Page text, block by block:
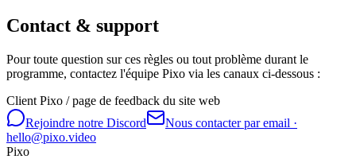
Contact & support
Pour toute question sur ces règles ou tout problème durant le
programme, contactez l'équipe Pixo via les canaux ci-dessous :
Client Pixo / page de feedback du site web
Rejoindre notre Discord
Nous contacter par email ·
hello@pixo.video
Pixo